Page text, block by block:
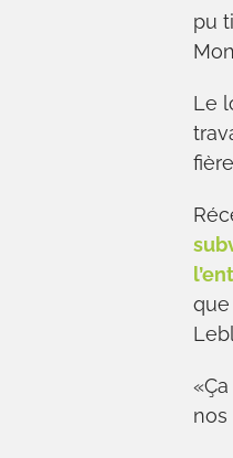
pu
Le
que
nos